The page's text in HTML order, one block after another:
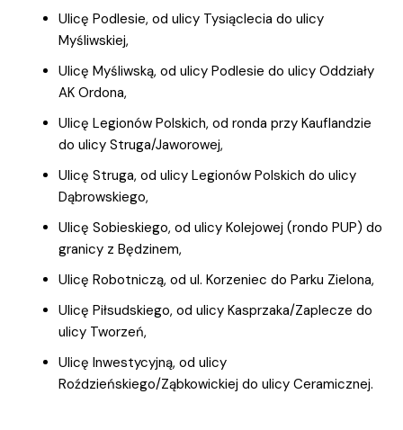
Ulicę Podlesie, od ulicy Tysiąclecia do ulicy
Myśliwskiej,
Ulicę Myśliwską, od ulicy Podlesie do ulicy Oddziały
AK Ordona,
Ulicę Legionów Polskich, od ronda przy Kauflandzie
do ulicy Struga/Jaworowej,
Ulicę Struga, od ulicy Legionów Polskich do ulicy
Dąbrowskiego,
Ulicę Sobieskiego, od ulicy Kolejowej (rondo PUP) do
granicy z Będzinem,
Ulicę Robotniczą, od ul. Korzeniec do Parku Zielona,
Ulicę Piłsudskiego, od ulicy Kasprzaka/Zaplecze do
ulicy Tworzeń,
Ulicę Inwestycyjną, od ulicy
Roździeńskiego/Ząbkowickiej do ulicy Ceramicznej.